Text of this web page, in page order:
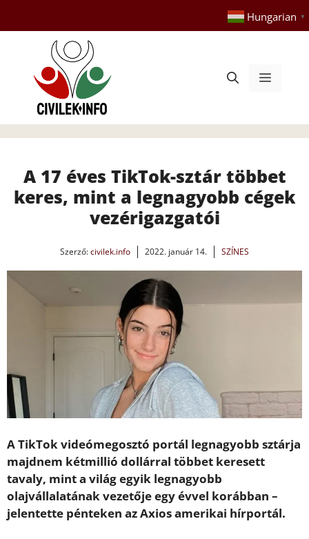
tartalomba
Hungarian ▼
Menü
A 17 éves TikTok-sztár többet
keres, mint a legnagyobb cégek
vezérigazgatói
Szerző:civilek.info 2022. január 14. SZÍNES
A TikTok videómegosztó portál legnagyobb sztárja
majdnem kétmillió dollárral többet keresett
tavaly, mint a világ egyik legnagyobb
olajvállalatának vezetője egy évvel korábban –
jelentette pénteken az Axios amerikai hírportál.